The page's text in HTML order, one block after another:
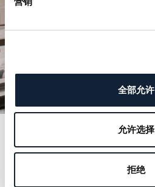
全部允许
允许选择
拒绝